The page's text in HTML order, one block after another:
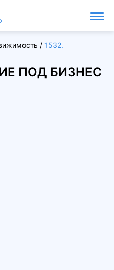
/ 1532.
ПОД БИЗНЕС